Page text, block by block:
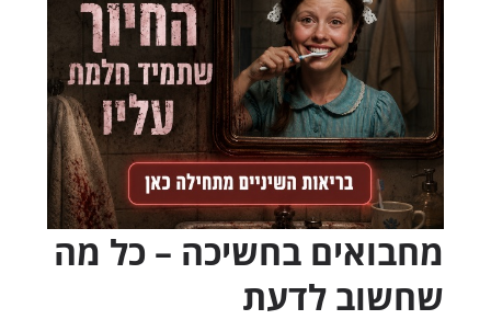
מחבואים בחשיכה – כל מה
שחשוב לדעת